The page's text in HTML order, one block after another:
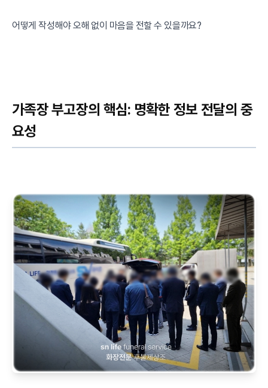
어떻게 작성해야 오해 없이 마음을 전할 수 있을까요?
가족장 부고장의 핵심: 명확한 정보 전달의 중
요성